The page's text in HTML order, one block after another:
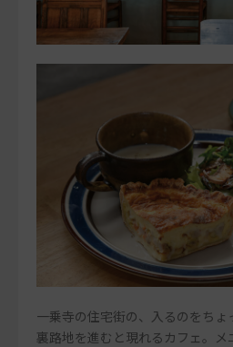
一乗寺の住宅街の、入るのをち
裏路地を進むと現れるカフェ。